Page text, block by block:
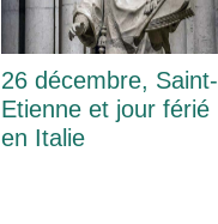
26 décembre, Saint-
Etienne et jour férié
en Italie